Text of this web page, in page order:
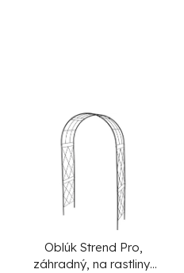
Oblúk Strend Pro,
záhradný, na rastliny,